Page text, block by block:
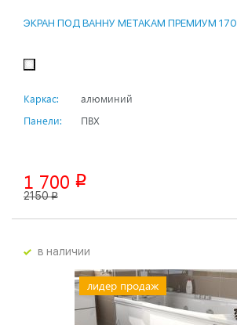
ЭКРАН ПОД ВАННУ МЕТАКАМ ПРЕМИУМ 170
Каркас:
алюминий
Панели:
ПВХ
1 700 p
2150p
в наличии
лидер продаж